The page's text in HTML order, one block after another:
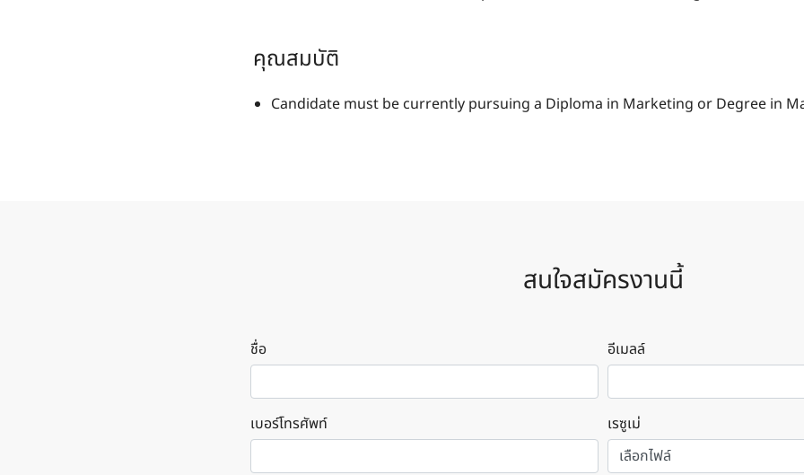
คุณสมบัติ
Candidate must be currently pursuing a Diploma in Marketing or Degree in
สนใจสมัครงานนี้
ชื่อ อีเมลล์
เบอร์โทรศัพท์
เรซูเม่
เลือกไฟล์